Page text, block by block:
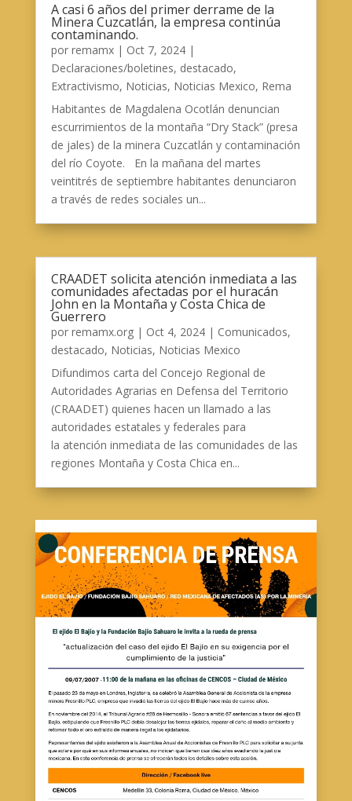
A casi 6 años del primer derrame de la
Minera Cuzcatlán, la empresa continúa
contaminando.
por remamx| Oct 7, 2024|
Declaraciones/boletines, destacado,
Extractivismo, Noticias, Noticias Mexico, Rema
Habitantes de Magdalena Ocotlán denuncian
escurrimientos de la montaña “Dry Stack” (presa
de jales) de la minera Cuzcatlán y contaminación
del río Coyote. En la mañana del martes
veintitrés de septiembre habitantes denunciaron
a través de redes sociales un...
CRAADET solicita atención inmediata a las
comunidades afectadas por el huracán
John en la Montaña y Costa Chica de
Guerrero
por remamx.org| Oct 4, 2024| Comunicados,
destacado, Noticias, Noticias Mexico
Difundimos carta del Concejo Regional de
Autoridades Agrarias en Defensa del Territorio
(CRAADET) quienes hacen un llamado a las
autoridades estatales y federales para
la atención inmediata de las comunidades de las
regiones Montaña y Costa Chica en...